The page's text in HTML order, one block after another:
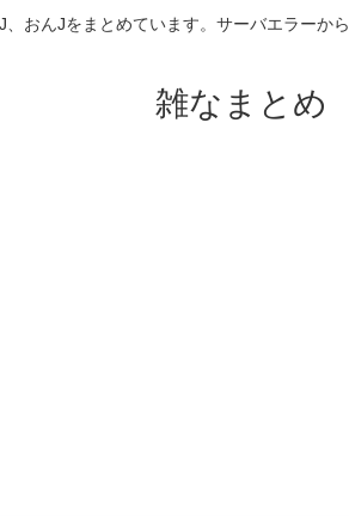
おんJをまとめています。サーバエラー
雑なまとめ